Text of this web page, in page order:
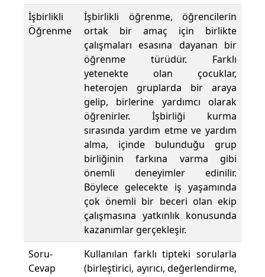
İşbirlikli
Öğrenme
İşbirlikli öğrenme, öğrencilerin
ortak bir amaç için birlikte
çalışmaları esasına dayanan bir
öğrenme türüdür. Farklı
yetenekte olan çocuklar,
heterojen gruplarda bir araya
gelip, birlerine yardımcı olarak
öğrenirler. İşbirliği kurma
sırasında yardım etme ve yardım
alma, içinde bulunduğu grup
birliğinin farkına varma gibi
önemli deneyimler edinilir.
Böylece gelecekte iş yaşamında
çok önemli bir beceri olan ekip
çalışmasına yatkınlık konusunda
kazanımlar gerçekleşir.
Soru-
Cevap
Kullanılan farklı tipteki sorularla
(birleştirici, ayırıcı, değerlendirme,